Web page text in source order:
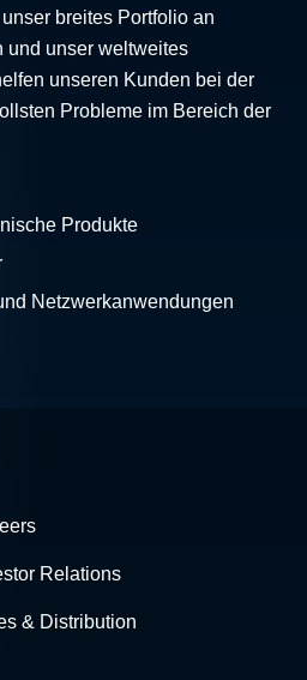
breites Portfolio an
und unser weltweites
unseren Kunden bei der
Probleme im Bereich der
Produkte
Netzwerkanwendungen
Relations
& Distribution